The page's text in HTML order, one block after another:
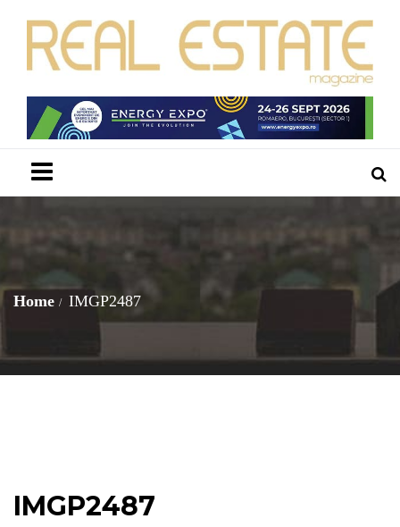
Home IMGP2487
IMGP2487